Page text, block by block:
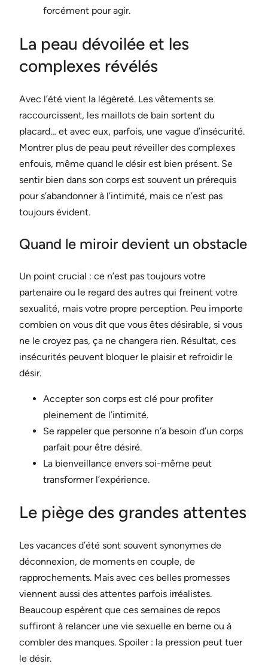
forcément pour agir.
La peau dévoilée et les
complexes révélés
Avec l’été vient la légèreté. Les vêtements se
raccourcissent, les maillots de bain sortent du
placard… et avec eux, parfois, une vague d’insécurité.
Montrer plus de peau peut réveiller des complexes
enfouis, même quand le désir est bien présent. Se
sentir bien dans son corps est souvent un prérequis
pour s’abandonner à l’intimité, mais ce n’est pas
toujours évident.
Quand le miroir devient un obstacle
Un point crucial : ce n’est pas toujours votre
partenaire ou le regard des autres qui freinent votre
sexualité, mais votre propre perception. Peu importe
combien on vous dit que vous êtes désirable, si vous
ne le croyez pas, ça ne changera rien. Résultat, ces
insécurités peuvent bloquer le plaisir et refroidir le
désir.
Accepter son corps est clé pour profiter
pleinement de l’intimité.
Se rappeler que personne n’a besoin d’un corps
parfait pour être désiré.
La bienveillance envers soi-même peut
transformer l’expérience.
Le piège des grandes attentes
Les vacances d’été sont souvent synonymes de
déconnexion, de moments en couple, de
rapprochements. Mais avec ces belles promesses
viennent aussi des attentes parfois irréalistes.
Beaucoup espèrent que ces semaines de repos
suffiront à relancer une vie sexuelle en berne ou à
combler des manques. Spoiler : la pression peut tuer
le désir.